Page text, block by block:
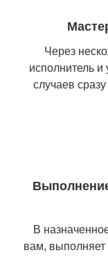
Через
исполнитель и
случаев
В
вам, выполняет